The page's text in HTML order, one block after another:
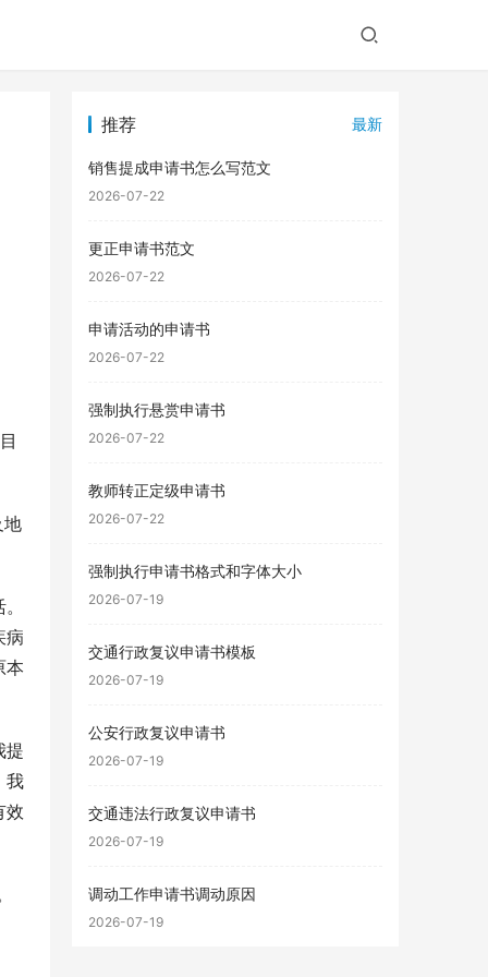
地
病
本
提
我
效
推荐 最新
销售提成申请书怎么写范文
2026-07-22
更正申请书范文
2026-07-22
申请活动的申请书
2026-07-22
强制执行悬赏申请书
2026-07-22
教师转正定级申请书
2026-07-22
强制执行申请书格式和字体大小
2026-07-19
交通行政复议申请书模板
2026-07-19
公安行政复议申请书
2026-07-19
交通违法行政复议申请书
2026-07-19
调动工作申请书调动原因
2026-07-19